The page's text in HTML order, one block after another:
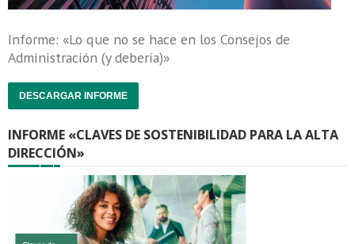
Informe: «Lo que no se hace en los Consejos de
Administración (y debería)»
DESCARGAR INFORME
INFORME «CLAVES DE SOSTENIBILIDAD PARA LA ALTA
DIRECCIÓN»